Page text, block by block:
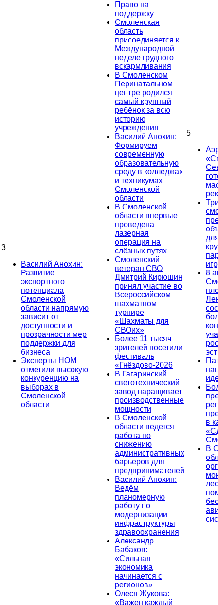
3
Василий Анохин:
Развитие
экспортного
потенциала
Смоленской
области напрямую
зависит от
доступности и
прозрачности мер
поддержки для
бизнеса
Эксперты НОМ
отметили высокую
конкуренцию на
выборах в
Смоленской
области
Право на
поддержку
Смоленская
область
присоединяется к
Международной
неделе грудного
вскармливания
В Смоленском
Перинатальном
центре родился
самый крупный
ребёнок за всю
историю
учреждения
Василий Анохин:
Формируем
современную
образовательную
среду в колледжах
и техникумах
Смоленской
области
В Смоленской
области впервые
проведена
лазерная
операция на
слёзных путях
Смоленский
ветеран СВО
Дмитрий Кирюшин
принял участие во
Всероссийском
шахматном
турнире
«Шахматы для
СВОих»
Более 11 тысяч
зрителей посетили
фестиваль
«Гнёздово-2026
В Гагаринский
светотехнический
завод наращивает
производственные
мощности
В Смоленской
области ведется
работа по
снижению
административных
барьеров для
предпринимателей
Василий Анохин:
Ведём
планомерную
работу по
модернизации
инфраструктуры
здравоохранения
Александр
Бабаков:
«Сильная
экономика
начинается с
регионов»
Олеся Жукова:
«Важен каждый
5
8
в
В